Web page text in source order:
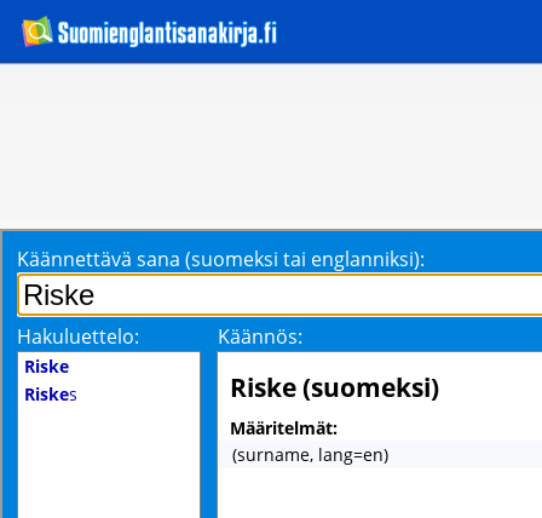
Käännettävä sana (suomeksi tai englanniksi):
Hakuluettelo: Käännös:
Riske
Riskes Riske (suomeksi)
Määritelmät:
(surname, lang=en)